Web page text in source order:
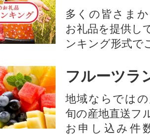
多くの皆さま
お礼品を提供し
ンキング形式で
フルーツラ
地域ならでは
旬の産地直送フ
お申し込み件